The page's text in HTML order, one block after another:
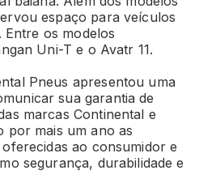
espaço para veículos
Entre os modelos
Uni-T e o Avatr 11.
Pneus apresentou uma
sua garantia de
marcas Continental e
por mais um ano as
ao consumidor e
segurança, durabilidade e